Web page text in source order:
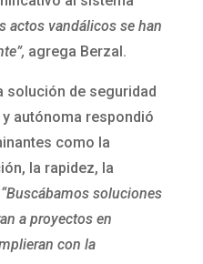
actos vandálicos se han
agrega Berzal.
solución de seguridad
autónoma respondió
como la
la rapidez, la
“Buscábamos soluciones
a proyectos en
con la